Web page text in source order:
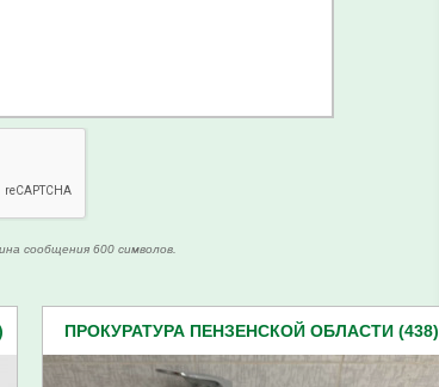
сообщения 600 символов.
ПРОКУРАТУРА ПЕНЗЕНСКОЙ ОБЛАСТИ (438)